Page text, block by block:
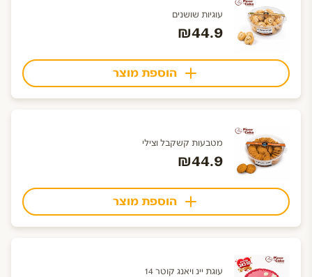
עוגיות שושנים
₪44.9
הוספת מוצר
מטבעות קשקבל וצילי
₪44.9
הוספת מוצר
עוגת יינ ויאנג קוטר 14